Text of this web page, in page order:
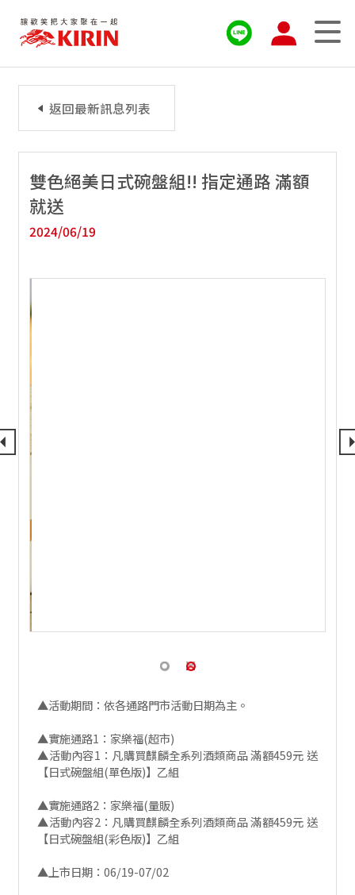
雙色絕美日式碗盤組!! 指定通路 滿額
就送
2024/06/19
▲活動期間：依各通路門市活動日期為主。
▲實施通路1：家樂福(超市)
▲活動內容1：凡購買麒麟全系列酒類商品 滿額459元 送
【日式碗盤組(單色版)】乙組
▲實施通路2：家樂福(量販)
▲活動內容2：凡購買麒麟全系列酒類商品 滿額459元 送
【日式碗盤組(彩色版)】乙組
▲上市日期：06/19-07/02
返回最新訊息列表